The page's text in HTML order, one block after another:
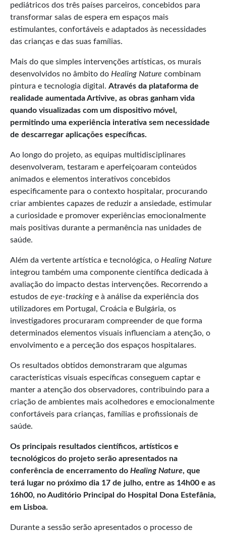
pediátricos dos três países parceiros, concebidos para
transformar salas de espera em espaços mais
estimulantes, confortáveis e adaptados às necessidades
das crianças e das suas famílias.
Mais do que simples intervenções artísticas, os murais
desenvolvidos no âmbito do Healing Nature combinam
pintura e tecnologia digital. Através da plataforma de
realidade aumentada Artivive, as obras ganham vida
quando visualizadas com um dispositivo móvel,
permitindo uma experiência interativa sem necessidade
de descarregar aplicações específicas.
Ao longo do projeto, as equipas multidisciplinares
desenvolveram, testaram e aperfeiçoaram conteúdos
animados e elementos interativos concebidos
especificamente para o contexto hospitalar, procurando
criar ambientes capazes de reduzir a ansiedade, estimular
a curiosidade e promover experiências emocionalmente
mais positivas durante a permanência nas unidades de
saúde.
Além da vertente artística e tecnológica, o Healing Nature
integrou também uma componente científica dedicada à
avaliação do impacto destas intervenções. Recorrendo a
estudos de eye-tracking e à análise da experiência dos
utilizadores em Portugal, Croácia e Bulgária, os
investigadores procuraram compreender de que forma
determinados elementos visuais influenciam a atenção, o
envolvimento e a perceção dos espaços hospitalares.
Os resultados obtidos demonstraram que algumas
características visuais específicas conseguem captar e
manter a atenção dos observadores, contribuindo para a
criação de ambientes mais acolhedores e emocionalmente
confortáveis para crianças, famílias e profissionais de
saúde.
Os principais resultados científicos, artísticos e
tecnológicos do projeto serão apresentados na
conferência de encerramento do Healing Nature, que
terá lugar no próximo dia 17 de julho, entre as 14h00 e as
16h00, no Auditório Principal do Hospital Dona Estefânia,
em Lisboa.
Durante a sessão serão apresentados o processo de